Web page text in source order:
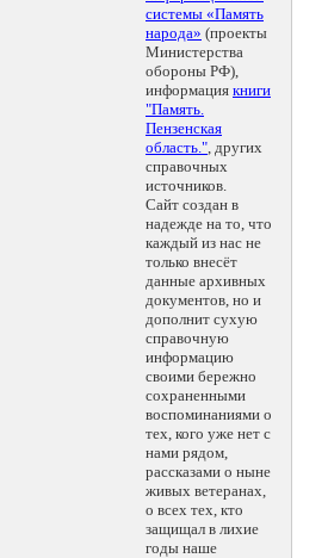
системы «Память
народа» (проекты
Министерства
обороны РФ),
информация книги
"Память.
Пензенская
область.", других
справочных
источников.
Сайт создан в
надежде на то, что
каждый из нас не
только внесёт
данные архивных
документов, но и
дополнит сухую
справочную
информацию
своими бережно
сохраненными
воспоминаниями о
тех, кого уже нет с
нами рядом,
рассказами о ныне
живых ветеранах,
о всех тех, кто
защищал в лихие
годы наше